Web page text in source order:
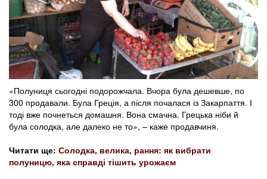
«Полуниця сьогодні подорожчала. Вчора була дешевше, по
300 продавали. Була Греція, а після почалася із Закарпаття. І
тоді вже почнеться домашня. Вона смачна. Грецька ніби й
була солодка, але далеко не то», – каже продавчиня.
Читати ще: Солодка, велика, рання: як вибрати
полуницю, яка справді тішить урожаєм